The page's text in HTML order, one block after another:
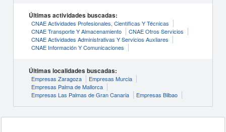
Últimas actividades buscadas:
CNAE Actividades Profesionales, Científicas Y Técnicas
CNAE Transporte Y Almacenamiento
CNAE Otros Servicios
CNAE Actividades Administrativas Y Servicios Auxliares
CNAE Información Y Comunicaciones
Últimas localidades buscadas:
Empresas Zaragoza
Empresas Murcia
Empresas Palma de Mallorca
Empresas Las Palmas de Gran Canaria
Empresas Bilbao